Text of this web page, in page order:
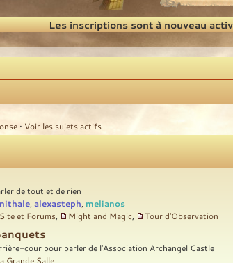
Les inscriptions sont à nouveau
• Voir les sujets actifs
de tout et de rien
alexasteph melianos
Site et Forums Might and Magic Tour d'Observation
cour pour parler de l'Association Archangel Castle
Grande Salle